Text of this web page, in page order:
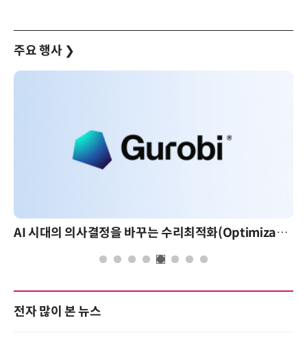
주요 행사 ❯
AI 시대의 의사결정을 바꾸는 수리최적화(Optimization): 실제 산업 적용 사례와 활용 전략
전자 많이 본 뉴스